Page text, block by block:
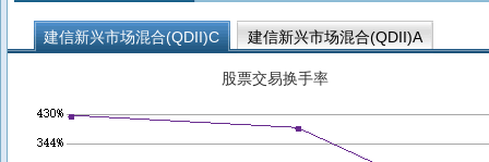
建信新兴市场混合(QDII)C 建信新兴市场混合(QDII)A
股票交易换手率